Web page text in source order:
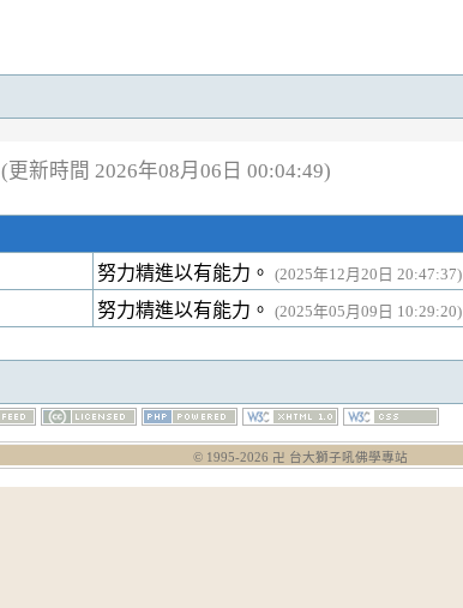
(更新時間 2026年08月06日 00:04:49)
努力精進以有能力。 (2025年12月20日 20:47:37)
努力精進以有能力。 (2025年05月09日 10:29:20)
© 1995-2026 卍 台大獅子吼佛學專站